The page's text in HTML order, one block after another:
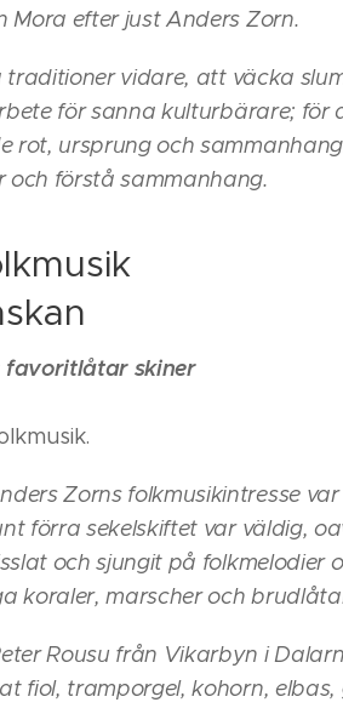
Mora efter just Anders Zorn.
vidare, att väcka
för sanna kulturbärare; för
rot, ursprung och
och förstå sammanhang.
favoritlåtar skiner
Zorns folkmusikintresse
förra sekelskiftet var väldig,
och sjungit på folkmelodier
koraler, marscher och
Rousu från Vikarbyn i
fiol, tramporgel, kohorn,